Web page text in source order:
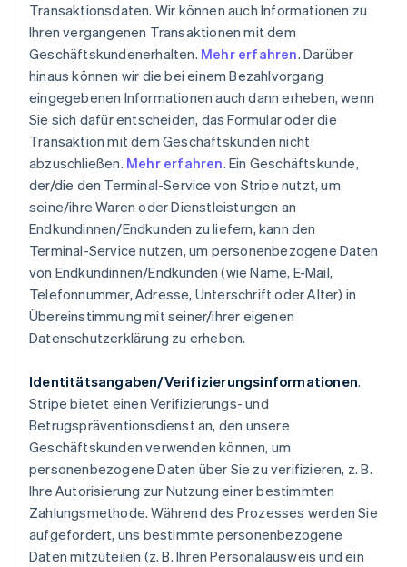
Transaktionsdaten. Wir können auch Informationen zu
Ihren vergangenen Transaktionen mit dem
Geschäftskundenerhalten. Mehr erfahren. Darüber
hinaus können wir die bei einem Bezahlvorgang
eingegebenen Informationen auch dann erheben, wenn
Sie sich dafür entscheiden, das Formular oder die
Transaktion mit dem Geschäftskunden nicht
abzuschließen. Mehr erfahren. Ein Geschäftskunde,
der/die den Terminal-Service von Stripe nutzt, um
seine/ihre Waren oder Dienstleistungen an
Endkundinnen/Endkunden zu liefern, kann den
Terminal-Service nutzen, um personenbezogene Daten
von Endkundinnen/Endkunden (wie Name, E-Mail,
Telefonnummer, Adresse, Unterschrift oder Alter) in
Übereinstimmung mit seiner/ihrer eigenen
Datenschutzerklärung zu erheben.
Identitätsangaben/Verifizierungsinformationen.
Stripe bietet einen Verifizierungs- und
Betrugspräventionsdienst an, den unsere
Geschäftskunden verwenden können, um
personenbezogene Daten über Sie zu verifizieren, z. B.
Ihre Autorisierung zur Nutzung einer bestimmten
Zahlungsmethode. Während des Prozesses werden Sie
aufgefordert, uns bestimmte personenbezogene
Daten mitzuteilen (z. B. Ihren Personalausweis und ein